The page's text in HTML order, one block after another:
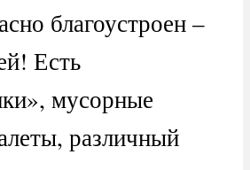
благоустроен –
Есть
мусорные
различный